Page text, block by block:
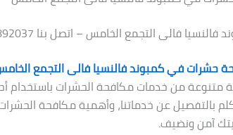
فالى التجمع الخامس – اتصل بنا 01080892037
حشرات في كمبوند فالنسيا فالى التجمع
متنوعة من خدمات مكافحة الحشرات باستخدام
بالتفصيل عن خدماتنا، وأهمية مكافحة
آمن ونضيف.